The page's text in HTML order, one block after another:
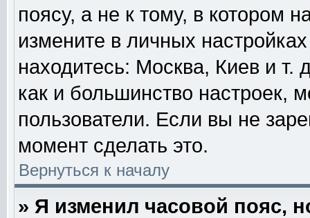
поясу, а не к тому, в котором
измените в личных
находитесь: Москва, Киев и т.
как и большинство настроек,
пользователи. Если вы не
момент сделать это.
Вернуться к началу
» Я изменил часовой пояс,